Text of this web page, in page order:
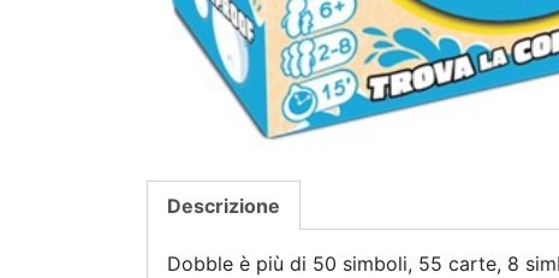
Descrizione
Dobble è più di 50 simboli, 55 carte, 8